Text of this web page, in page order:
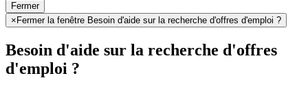
Fermer
× Fermer la fenêtre Besoin d'aide sur la recherche d'offres d'emploi ?
Besoin d'aide sur la recherche d'offres
d'emploi ?